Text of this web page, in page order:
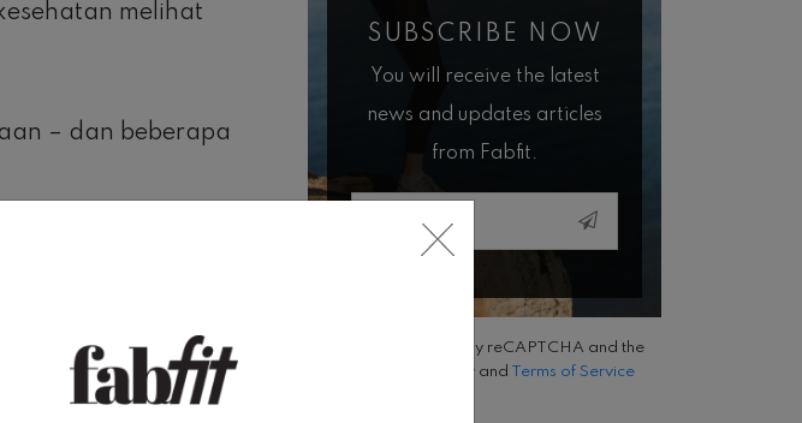
melihat
– dan beberapa
dapat
sekitar
seorang
SUBSCRIBE NOW
You will receive the latest
news and updates articles
from Fabfit.
This site is protected by reCAPTCHA and the
Privacy Policy and
Terms of Service